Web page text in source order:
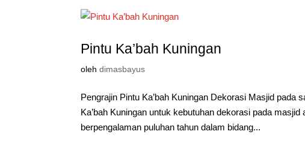
Pintu Ka’bah Kuningan
olehdimasbayus
Pengrajin Pintu Ka’bah Kuningan Dekorasi Masjid
Ka’bah Kuningan untuk kebutuhan dekorasi pada
berpengalaman puluhan tahun dalam bidang...